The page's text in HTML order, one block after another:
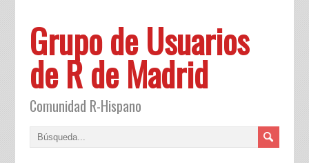
Grupo de Usuarios
de R de Madrid
Comunidad R-Hispano